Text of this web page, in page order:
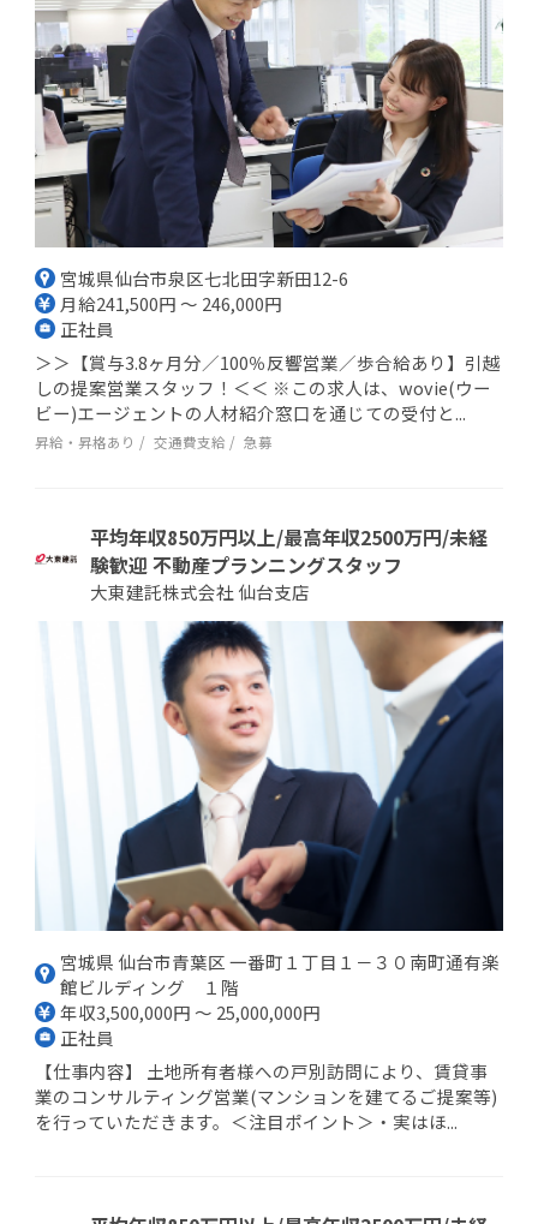
宮城県仙台市泉区七北田字新田12-6
月給241,500円 ～ 246,000円
正社員
＞＞【賞与3.8ヶ月分／100％反響営業／歩合給あり】引越
しの提案営業スタッフ！＜＜ ※この求人は、wovie(ウー
ビー)エージェントの人材紹介窓口を通じての受付と...
昇給・昇格あり 交通費支給 急募
平均年収850万円以上/最高年収2500万円/未経
験歓迎 不動産プランニングスタッフ
大東建託株式会社 仙台支店
宮城県 仙台市青葉区 一番町１丁目１－３０南町通有楽
館ビルディング １階
年収3,500,000円 ～ 25,000,000円
正社員
【仕事内容】 土地所有者様への戸別訪問により、賃貸事
業のコンサルティング営業(マンションを建てるご提案等)
を行っていただきます。＜注目ポイント＞・実はほ...